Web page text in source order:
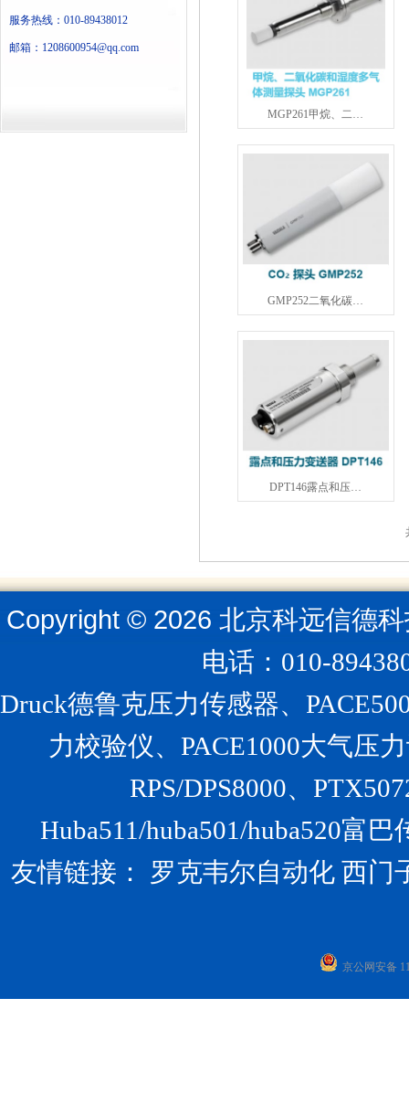
服务热线：010-89438012
邮箱：1208600954@qq.com
MGP261甲烷、二…
GMP252二氧化碳…
DPT146露点和压…
Copyright © 2026北京科远信德
电话：010-
Druck德鲁克压力传感器、
力校验仪、PACE1000大气压
RPS/DPS8000、
Huba511/huba501/huba520富
友情链接： 罗克韦尔自动化 西门
京公网安备